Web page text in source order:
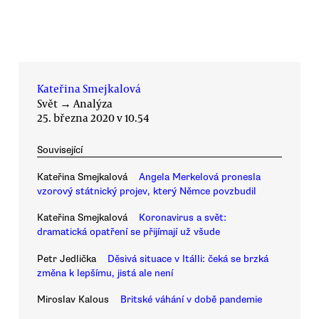
Kateřina Smejkalová
Svět → Analýza
25. března 2020 v 10.54
Související
Kateřina Smejkalová
Angela Merkelová pronesla
vzorový státnický projev, který Němce povzbudil
Kateřina Smejkalová
Koronavirus a svět:
dramatická opatření se přijímají už všude
Petr Jedlička
Děsivá situace v Itálli: čeká se brzká
změna k lepšímu, jistá ale není
Miroslav Kalous Britské váhání v době pandemie